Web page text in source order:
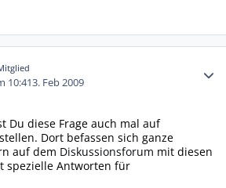
10:413. Feb 2009
Du diese Frage auch mal auf
stellen. Dort befassen sich ganze
auf dem Diskussionsforum mit diesen
spezielle Antworten für